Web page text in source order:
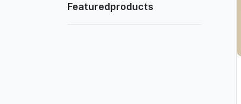
Featuredproducts